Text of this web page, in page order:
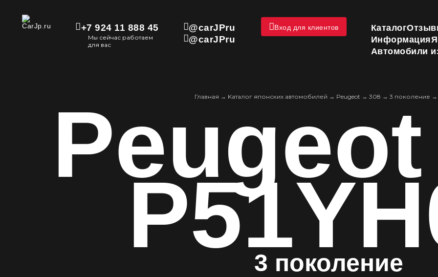
+7 924 11 888 45
Мы сейчас работаем
для вас
@carJPru
@carJPru
Вход для клиентов Каталог
Информация
Автомобили
Главная → Kаталог японских автомобилей → Peugeot → 308 → 3 поколение
3 поколение